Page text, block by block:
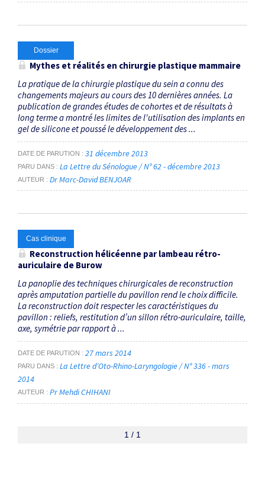
Dossier
Mythes et réalités en chirurgie plastique mammaire
La pratique de la chirurgie plastique du sein a connu des
changements majeurs au cours des 10 dernières années. La
publication de grandes études de cohortes et de résultats à
long terme a montré les limites de l'utilisation des implants en
gel de silicone et poussé le développement des ...
DATE DE PARUTION 31 décembre 2013
PARU DANS La Lettre du Sénologue / N° 62 - décembre 2013
AUTEUR Dr Marc-David BENJOAR
Cas clinique
Reconstruction hélicéenne par lambeau rétro-
auriculaire de Burow
La panoplie des techniques chirurgicales de reconstruction
après amputation partielle du pavillon rend le choix difficile.
La reconstruction doit respecter les caractéristiques du
pavillon : reliefs, restitution d’un sillon rétro-auriculaire, taille,
axe, symétrie par rapport à ...
DATE DE PARUTION 27 mars 2014
PARU DANS
La Lettre d’Oto-Rhino-Laryngologie / N° 336 - mars
2014
AUTEUR Pr Mehdi CHIHANI
1 / 1